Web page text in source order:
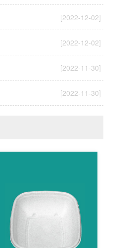
[2022-12-02]
[2022-12-02]
[2022-11-30]
[2022-11-30]